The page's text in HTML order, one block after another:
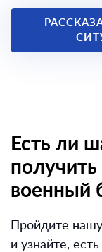
Есть ли
получить
военный
Пройдите
и узнайте,